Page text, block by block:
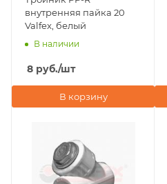
внутренняя пайка 20
Valfex, белый
В наличии
8 руб./шт
В корзину